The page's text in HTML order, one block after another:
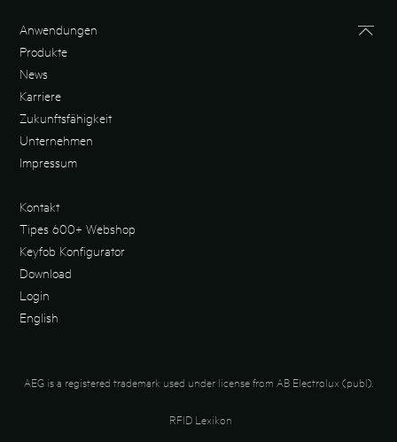
Anwendungen
Produkte
News
Karriere
Zukunftsfähigkeit
Unternehmen
Impressum
Kontakt
Tipes 600+ Webshop
Keyfob Konfigurator
Download
Login
English
AEG is a registered trademark used under license from AB Electrolux (publ).
RFID Lexikon